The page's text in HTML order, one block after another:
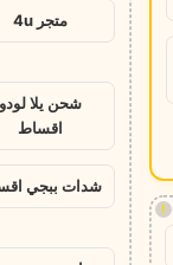
!
متجر 4u
شحن يلا لودو
اقساط
شدات ببجي